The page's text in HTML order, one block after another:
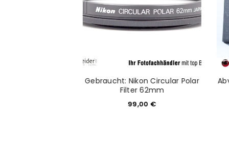
Gebraucht: Nikon Circular Polar
Filter 62mm
99,00 €